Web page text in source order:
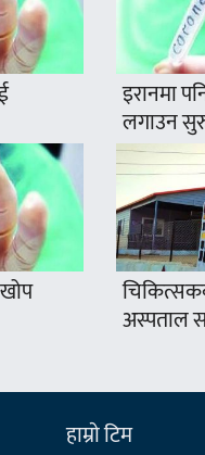
इरानमा
लगाउन
अस्पताल
हाम्राे टिम